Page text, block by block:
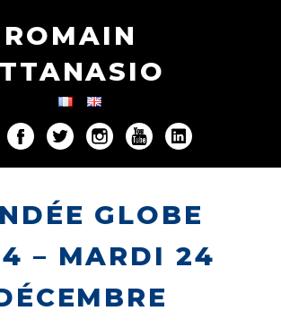
ROMAIN
GLOBE
– MARDI 24